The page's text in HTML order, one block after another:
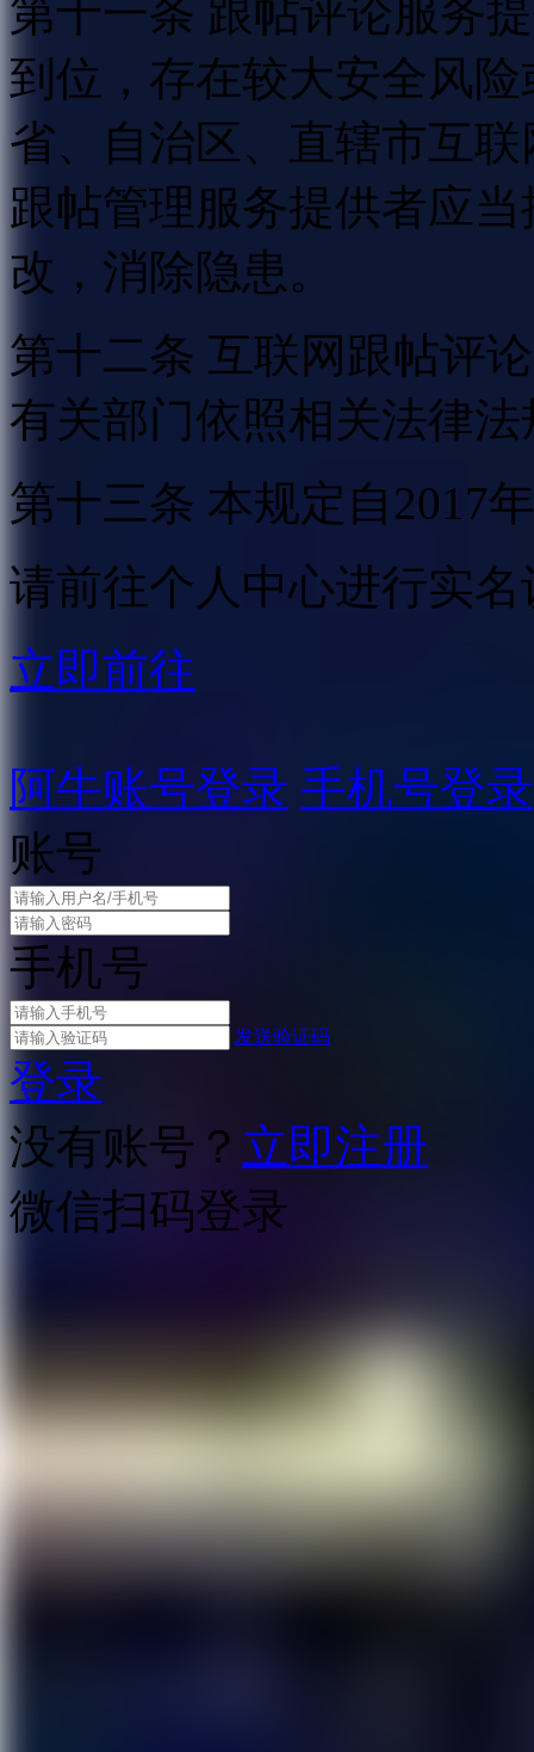
第十一条 跟帖评论服务
到位，存在较大安全风
省、自治区、直辖市互
跟帖管理服务提供者应
改，消除隐患。
第十二条 互联网跟帖评
有关部门依照相关法律
第十三条 本规定自2017
请前往个人中心进行实名
立即前往
阿牛账号登录 手机号登录
账号
手机号
发送验证码
登录
没有账号？ 立即注册
微信扫码登录